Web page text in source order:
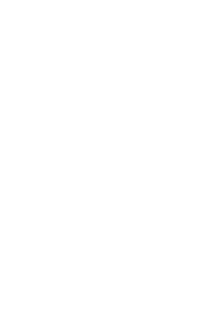
otros activos,
Existe la
estas
conllevan un